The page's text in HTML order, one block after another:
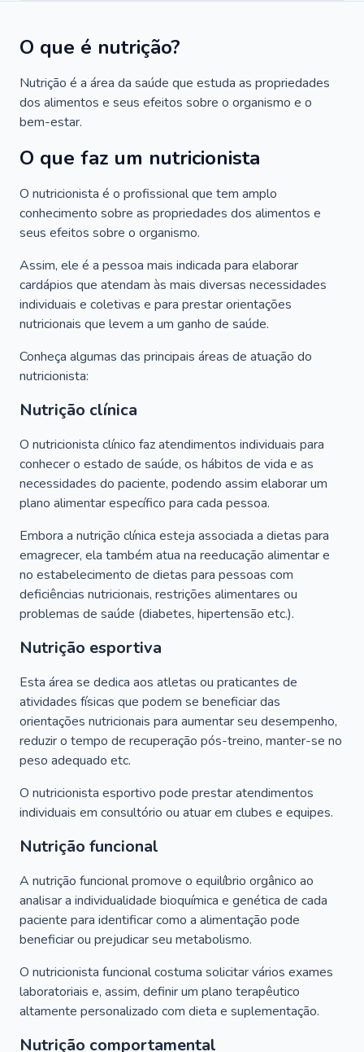
O que é nutrição?
Nutrição é a área da saúde que estuda as propriedades
dos alimentos e seus efeitos sobre o organismo e o
bem-estar.
O que faz um nutricionista
O nutricionista é o profissional que tem amplo
conhecimento sobre as propriedades dos alimentos e
seus efeitos sobre o organismo.
Assim, ele é a pessoa mais indicada para elaborar
cardápios que atendam às mais diversas necessidades
individuais e coletivas e para prestar orientações
nutricionais que levem a um ganho de saúde.
Conheça algumas das principais áreas de atuação do
nutricionista:
Nutrição clínica
O nutricionista clínico faz atendimentos individuais para
conhecer o estado de saúde, os hábitos de vida e as
necessidades do paciente, podendo assim elaborar um
plano alimentar específico para cada pessoa.
Embora a nutrição clínica esteja associada a dietas para
emagrecer, ela também atua na reeducação alimentar e
no estabelecimento de dietas para pessoas com
deficiências nutricionais, restrições alimentares ou
problemas de saúde (diabetes, hipertensão etc.).
Nutrição esportiva
Esta área se dedica aos atletas ou praticantes de
atividades físicas que podem se beneficiar das
orientações nutricionais para aumentar seu desempenho,
reduzir o tempo de recuperação pós-treino, manter-se no
peso adequado etc.
O nutricionista esportivo pode prestar atendimentos
individuais em consultório ou atuar em clubes e equipes.
Nutrição funcional
A nutrição funcional promove o equilíbrio orgânico ao
analisar a individualidade bioquímica e genética de cada
paciente para identificar como a alimentação pode
beneficiar ou prejudicar seu metabolismo.
O nutricionista funcional costuma solicitar vários exames
laboratoriais e, assim, definir um plano terapêutico
altamente personalizado com dieta e suplementação.
Nutrição comportamental